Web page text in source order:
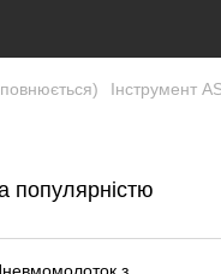
Інструмент
популярністю